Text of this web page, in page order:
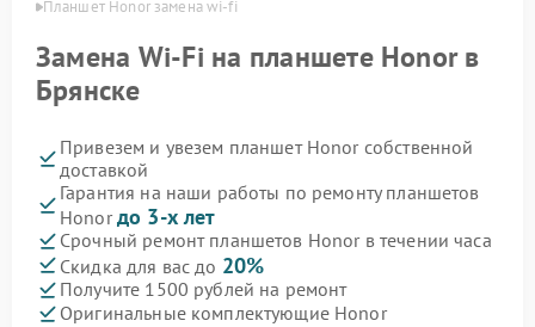
Планшет Honor замена wi-fi
Замена Wi-Fi на планшете Honor в
Брянске
Привезем и увезем планшет Honor собственной
доставкой
Гарантия на наши работы по ремонту планшетов
Honorдо 3-х лет
Срочный ремонт планшетов Honor в течении часа
Скидка для вас до 20%
Получите 1500 рублей на ремонт
Оригинальные комплектующие Honor